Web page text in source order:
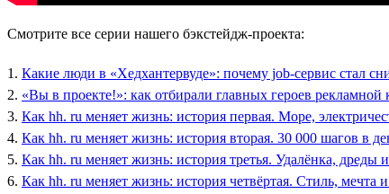
Смотрите все серии нашего бэкстейдж-проекта:
1. Какие люди в «Хедхантервуде»: почему job-сервис стал
2. «Вы в проекте!»: как отбирали главных героев рекламной
3. Как hh. ru меняет жизнь: история первая. Море,
4. Как hh. ru меняет жизнь: история вторая. 30 000 шагов в
5. Как hh. ru меняет жизнь: история третья. Удалёнка, дреды
6. Как hh. ru меняет жизнь: история четвёртая. Стиль, мечта